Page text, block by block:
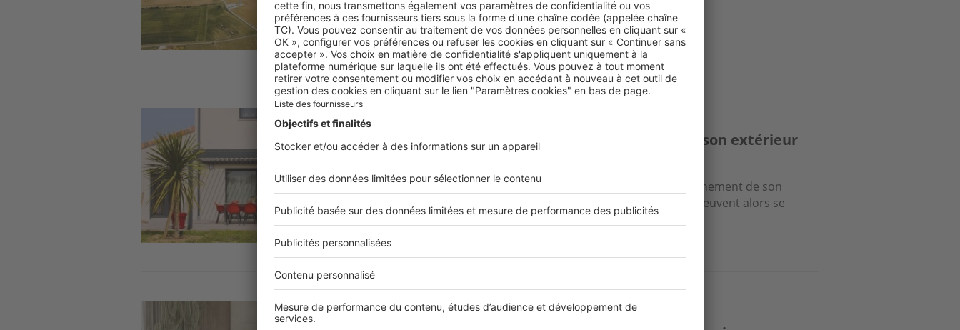
nombreuses idées reçues persistent...
Salon bas et pergola bioclimatique : sublimer son extérieur
pour la détente
Quand l’été indien prolonge la saison, l’envie de profiter pleinement de son
extérieur devient incontournable. Jardin, terrasse ou patio peuvent alors se
transformer en véritables pièces à vivre, à...
Image
Décoration intérieure